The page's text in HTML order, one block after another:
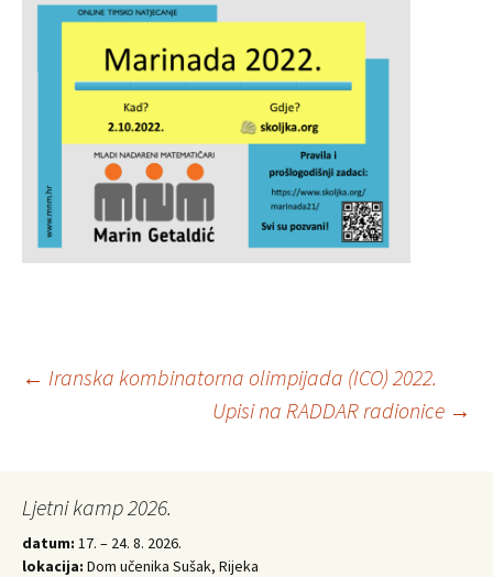
Post
← Iranska kombinatorna olimpijada (ICO) 2022.
Upisi na RADDAR radionice →
Ljetni kamp 2026.
datum: 17. – 24. 8. 2026.
lokacija: Dom učenika Sušak, Rijeka